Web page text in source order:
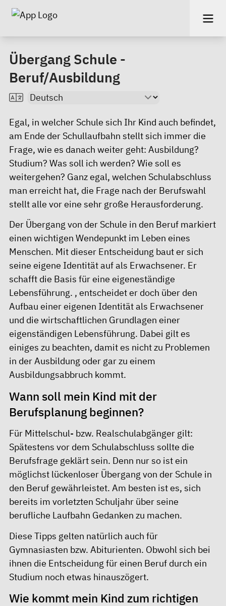
Übergang Schule -
Beruf/Ausbildung
Egal, in welcher Schule sich Ihr Kind auch befindet,
am Ende der Schullaufbahn stellt sich immer die
Frage, wie es danach weiter geht: Ausbildung?
Studium? Was soll ich werden? Wie soll es
weitergehen? Ganz egal, welchen Schulabschluss
man erreicht hat, die Frage nach der Berufswahl
stellt alle vor eine sehr große Herausforderung.
Der Übergang von der Schule in den Beruf markiert
einen wichtigen Wendepunkt im Leben eines
Menschen. Mit dieser Entscheidung baut er sich
seine eigene Identität auf als Erwachsener. Er
schafft die Basis für eine eigeneständige
Lebensführung. , entscheidet er doch über den
Aufbau einer eigenen Identität als Erwachsener
und die wirtschaftlichen Grundlagen einer
eigenständigen Lebensführung. Dabei gilt es
einiges zu beachten, damit es nicht zu Problemen
in der Ausbildung oder gar zu einem
Ausbildungsabbruch kommt.
Wann soll mein Kind mit der
Berufsplanung beginnen?
Für Mittelschul- bzw. Realschulabgänger gilt:
Spätestens vor dem Schulabschluss sollte die
Berufsfrage geklärt sein. Denn nur so ist ein
möglichst lückenloser Übergang von der Schule in
den Beruf gewährleistet. Am besten ist es, sich
bereits im vorletzten Schuljahr über seine
berufliche Laufbahn Gedanken zu machen.
Diese Tipps gelten natürlich auch für
Gymnasiasten bzw. Abiturienten. Obwohl sich bei
ihnen die Entscheidung für einen Beruf durch ein
Studium noch etwas hinauszögert.
Wie kommt mein Kind zum richtigen